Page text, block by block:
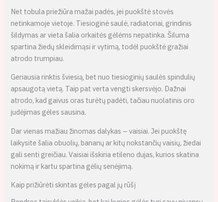
Net tobula priežiūra mažai padės, jei puokštė stovės
netinkamoje vietoje. Tiesioginė saulė, radiatoriai, grindinis
šildymas ar vieta šalia orkaitės gėlėms nepatinka. Šiluma
spartina žiedų skleidimąsi ir vytimą, todėl puokštė gražiai
atrodo trumpiau.
Geriausia rinktis šviesią, bet nuo tiesioginių saulės spindulių
apsaugotą vietą. Taip pat verta vengti skersvėjo. Dažnai
atrodo, kad gaivus oras turėtų padėti, tačiau nuolatinis oro
judėjimas gėles sausina.
Dar vienas mažiau žinomas dalykas – vaisiai. Jei puokštę
laikysite šalia obuolių, bananų ar kitų nokstančių vaisių, žiedai
gali senti greičiau. Vaisiai išskiria etileno dujas, kurios skatina
nokimą ir kartu spartina gėlių senėjimą.
Kaip prižiūrėti skintas gėles pagal jų rūšį